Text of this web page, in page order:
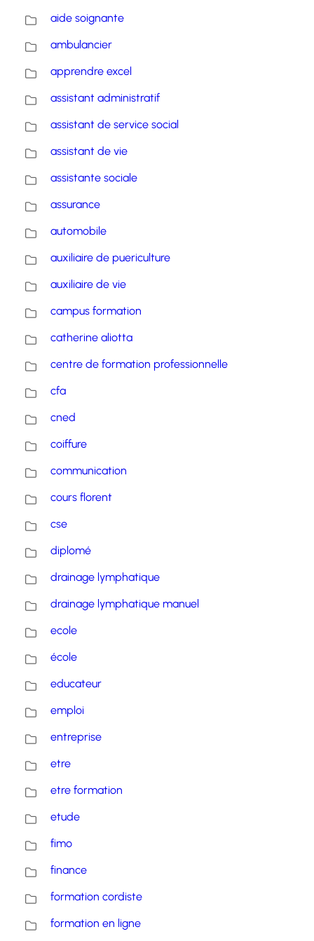
aide soignante
ambulancier
apprendre excel
assistant administratif
assistant de service social
assistant de vie
assistante sociale
assurance
automobile
auxiliaire de puericulture
auxiliaire de vie
campus formation
catherine aliotta
centre de formation professionnelle
cfa
cned
coiffure
communication
cours florent
cse
diplomé
drainage lymphatique
drainage lymphatique manuel
ecole
école
educateur
emploi
entreprise
etre
etre formation
etude
fimo
finance
formation cordiste
formation en ligne